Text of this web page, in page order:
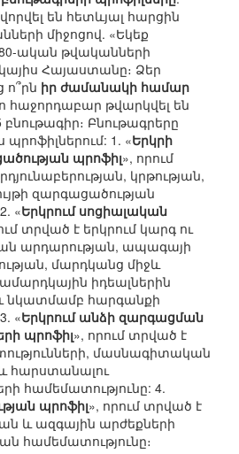
են հետևյալ հարցին
միջոցով. «Եկեք
ական թվականների
Հայաստանը։ Ձեր
ո՞րն իր ժամանակի համար
հաջորդաբար թվարկվել են
Բնութագրերը
պրոֆիլներում: 1. «Երկրի
պրոֆիլ», որում
կրթության,
զարգացածության
«Երկրում սոցիալական
տրված է երկրում կարգ ու
արդարության, ապագայի
մարդկանց միջև
իդեալներին
նկատմամբ հարգանքի
«Երկրում անձի զարգացման
պրոֆիլ», որում տրված է
մասնագիտական
հարստանալու
համեմատությունը: 4.
պրոֆիլ», որում տրված է
և ազգային արժեքների
համեմատությունը։